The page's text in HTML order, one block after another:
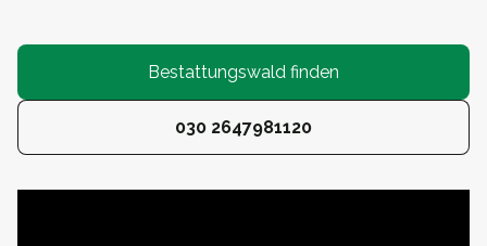
Bestattungswald finden
030 2647981120